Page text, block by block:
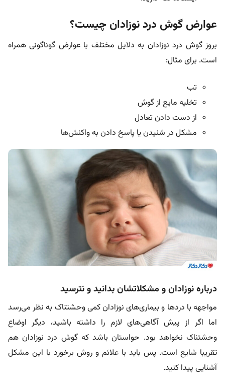
عوارض گوش درد نوزادان چیست؟
بروز گوش درد نوزادان به دلایل مختلف با عوارض گوناگونی همراه
است. برای مثال:
تب
تخلیه مایع از گوش
از دست دادن تعادل
مشکل در شنیدن یا پاسخ دادن به واکنش‌ها
درباره نوزادان و مشکلاتشان بدانید و نترسید
مواجهه با دردها و بیماری‌های نوزادان کمی وحشتناک به نظر می‌رسد
اما اگر از پیش آگاهی‌های لازم را داشته باشید، دیگر اوضاع
وحشتناک نخواهد بود. حواستان باشد که گوش درد نوزادان هم
تقریبا شایع است. پس باید با علائم و روش برخورد با این مشکل
آشنایی پیدا کنید.